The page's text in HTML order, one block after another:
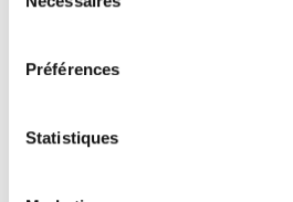
Préférences
Statistiques